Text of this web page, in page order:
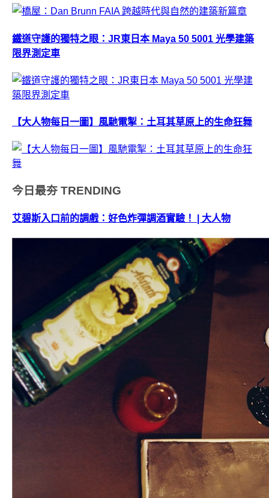
鐵道守護的獨特之眼：JR東日本 Maya 50 5001 光學建築
限界測定車
【大人物每日一圖】風馳電掣：土耳其草原上的生命狂舞
今日最夯 TRENDING
艾碧斯入口前的調戲：好色炸彈調酒實驗！ | 大人物